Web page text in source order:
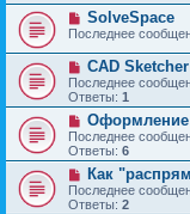
SolveSpace
Последнее
CAD Sketcher
Последнее
Ответы: 1
Оформление
Последнее
Ответы: 6
Как
Последнее
Ответы: 2